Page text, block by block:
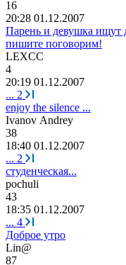
16
20:28 01.12.2007
Парень и девушка ищут
пишите поговорим!
LEXCC
4
20:19 01.12.2007
... 2
enjoy the silence ...
Ivanov Andrey
38
18:40 01.12.2007
... 2
студенческая...
pochuli
43
18:35 01.12.2007
... 4
Доброе утро
Lin@
87